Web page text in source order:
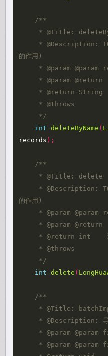
/**
的作用)
     */
int
deleteByName (
records );
/**
的作用)
     */
int
delete (
/**